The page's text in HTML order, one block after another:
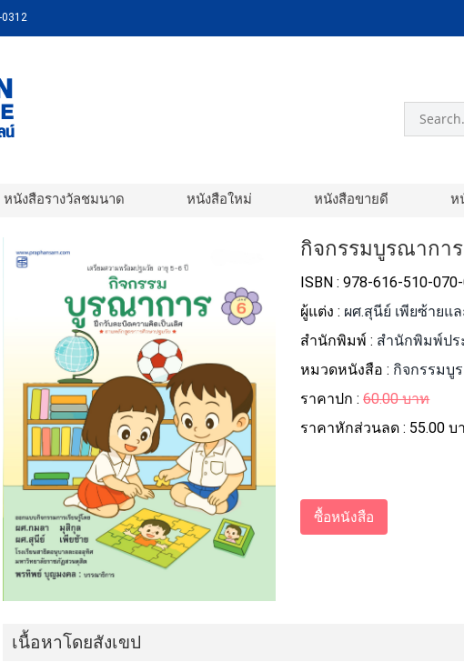
0312
หนังสือรางวัลชมนาด หนังสือใหม่ หนังสือขายดี ห
กิจกรรมบูรณากา
ISBN : 978-616-510-
ผู้แต่ง : ผศ.สุนีย์ เพียซ้ายแ
สำนักพิมพ์ : สำนักพิมพ์ป
หมวดหนังสือ : กิจกรรมบู
ราคาปก :60.00 บาท
ราคาหักส่วนลด : 55.00 บ
เนื้อหาโดยสังเขป